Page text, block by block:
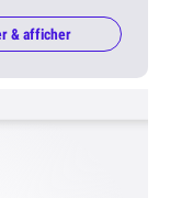
& afficher